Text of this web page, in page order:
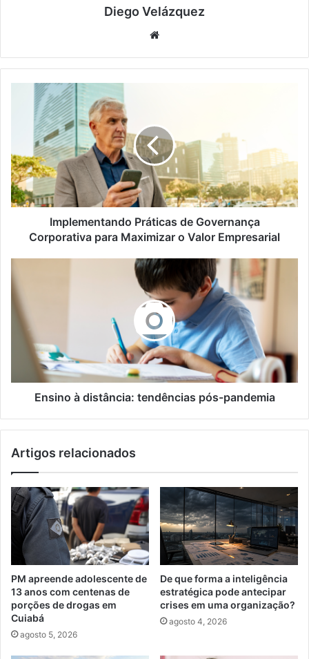
Diego Velázquez
Implementando
Práticas
Governança
Corporativa
para
Maximizar
o
Valor
EmpresarialImplementando Práticas de Governança
Corporativa para Maximizar o Valor Empresarial
tendências
pós-
pandemia
Ensino à distância: tendências pós-pandemia
Artigos relacionados
PM apreende adolescente de
13 anos com centenas de
porções de drogas em
Cuiabá
agosto 5, 2026
De que forma a inteligência
estratégica pode antecipar
crises em uma organização?
agosto 4, 2026